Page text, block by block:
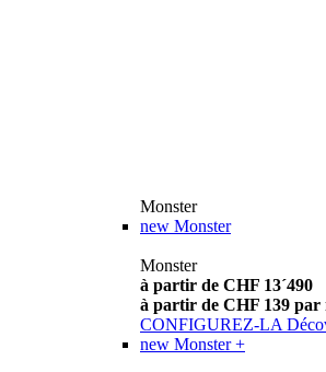
Monster
new Monster
Monster
à partir de CHF 13´490
à partir de CHF 139 par
CONFIGUREZ-LA
new Monster +